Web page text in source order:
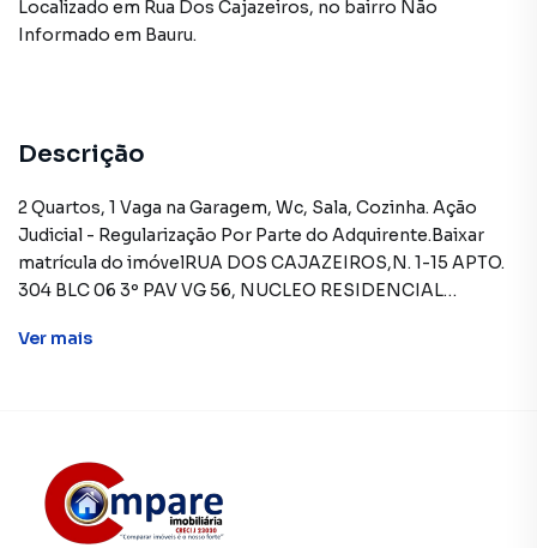
Localizado em Rua Dos Cajazeiros, no bairro Não
Informado em Bauru.
Descrição
2 Quartos, 1 Vaga na Garagem, Wc, Sala, Cozinha. Ação
Judicial - Regularização Por Parte do Adquirente.Baixar
matrícula do imóvelRUA DOS CAJAZEIROS,N. 1-15 APTO.
304 BLC 06 3º PAV VG 56, NUCLEO RESIDENCIAL
PAULOFORMAS DE PAGAMENTO ACEITAS:
avaliação do imóvel. A CAIXA realizará o pagamento
apenas do valor que exceder o limite de 10% do valor de
avaliação. Tributos: Sob responsabilidade do comprador.
Ver mais